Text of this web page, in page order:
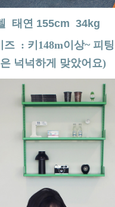
태연 155cm 34kg
즈 : 키148m이상~ 피팅
넉넉하게 맞았어요)